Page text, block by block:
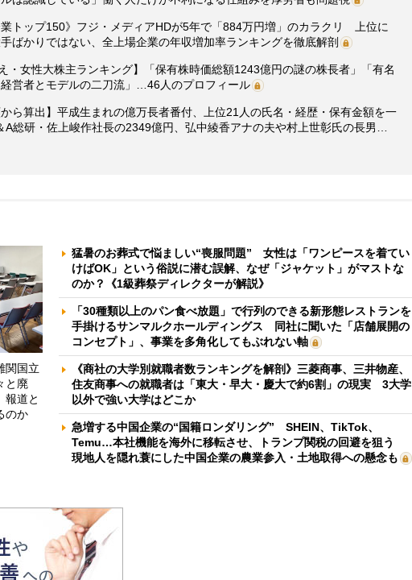
業トップ150》フジ・メディアHDが5年で「884万円増」のカラクリ 上位に
ばかりではない、全上場企業の年収増加率ランキングを徹底解剖
・女性大株主ランキング】「保有株時価総額1243億円の謎の株長者」「有名
営者とモデルの二刀流」…46人のプロフィール
から算出】平成生まれの億万長者番付、上位21人の氏名・経歴・保有金額を一
総研・佐上峻作社長の2349億円、弘中綾香アナの夫や村上世彰氏の長男…
関国立
と廃
道と
のか
猛暑のお葬式で悩ましい“喪服問題” 女性は「ワンピースを着てい
けばOK」という俗説に潜む誤解、なぜ「ジャケット」がマストな
のか？《1級葬祭ディレクターが解説》
「30種類以上のパン食べ放題」で行列のできる新形態レストランを
手掛けるサンマルクホールディングス 同社に聞いた「店舗展開の
コンセプト」、事業を多角化してもぶれない軸
《商社の大学別就職者数ランキングを解剖》三菱商事、三井物産、
住友商事への就職者は「東大・早大・慶大で約6割」の現実 3大学
以外で強い大学はどこか
急増する中国企業の“国籍ロンダリング” SHEIN、TikTok、
Temu…本社機能を海外に移転させ、トランプ関税の回避を狙う
現地人を隠れ蓑にした中国企業の農業参入・土地取得への懸念も